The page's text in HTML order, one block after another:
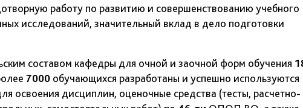
работу по развитию и совершенствованию учебного
исследований, значительный вклад в дело подготовки
составом кафедры для очной и заочной форм обучения
7000 обучающихся разработаны и успешно используются
освоения дисциплин, оценочные средства (тесты, расчетно-